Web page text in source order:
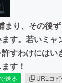
り、その後
す。若いミ
すわけには
す！
送る URLコピ